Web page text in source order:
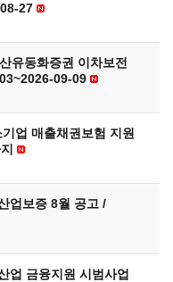
27
유동화증권 이차보전
09-09
업 매출채권보험 지원
업보증 8월 공고 /
업 금융지원 시범사업